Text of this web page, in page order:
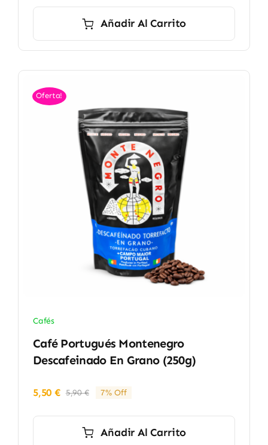
era:
es:Añadir Al Carrito
Oferta!
Cafés
Café Portugués Montenegro
Descafeinado En Grano (250g)
5,90€El
era:
5,50€
El
es:
7% Off
Añadir Al Carrito